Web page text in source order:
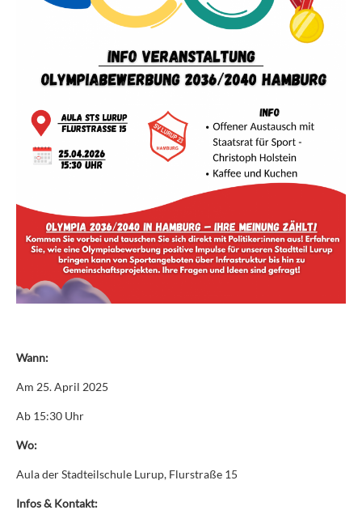
Wann:
Am 25. April 2025
Ab 15:30 Uhr
Wo:
Aula der Stadteilschule Lurup, Flurstraße 15
Infos & Kontakt: